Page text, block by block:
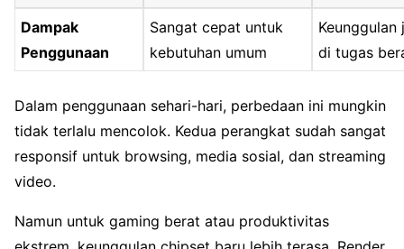
Dampak
Penggunaan
Sangat cepat untuk
kebutuhan umum
Keunggulan
di tugas
Dalam penggunaan sehari-hari, perbedaan ini mungkin
tidak terlalu mencolok. Kedua perangkat sudah sangat
responsif untuk browsing, media sosial, dan streaming
video.
Namun untuk gaming berat atau produktivitas